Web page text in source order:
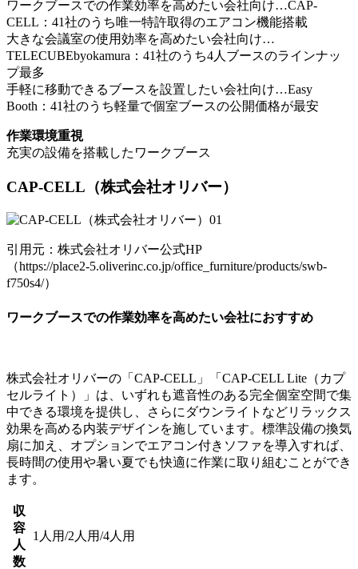
ワークブースでの作業効率を高めたい会社向け…CAP-
CELL：41社のうち唯⼀特許取得のエアコン機能搭載
大きな会議室の使用効率を高めたい会社向け…
TELECUBEbyokamura：41社のうち4⼈ブースのラインナッ
プ最多
手軽に移動できるブースを設置したい会社向け…Easy
Booth：41社のうち軽量で個室ブースの公開価格が最安
作業環境重視
充実の設備を搭載したワークブース
CAP-CELL （株式会社オリバー）
引用元：株式会社オリバー公式HP
（https://place2-5.oliverinc.co.jp/office_furniture/products/swb-
f750s4/）
ワークブースでの作業効率を高めたい会社におすすめ
株式会社オリバーの「CAP-CELL」「CAP-CELL Lite（カプ
セルライト）」は、いずれも遮音性のある完全個室空間で集
中できる環境を提供し、さらにダウンライトなどリラックス
効果を高める内装デザインを施しています。標準設備の換気
扇に加え、オプションでエアコン付きソファを導入すれば、
長時間の使用や暑い夏でも快適に作業に取り組むことができ
ます。
収
容
人
数
1人用/2人用/4人用